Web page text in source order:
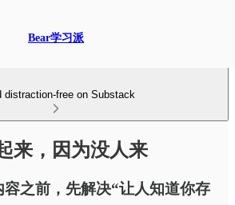
Bear学习派
distraction-free on Substack
来，因为没人来
之前，先解决“让人知道你存